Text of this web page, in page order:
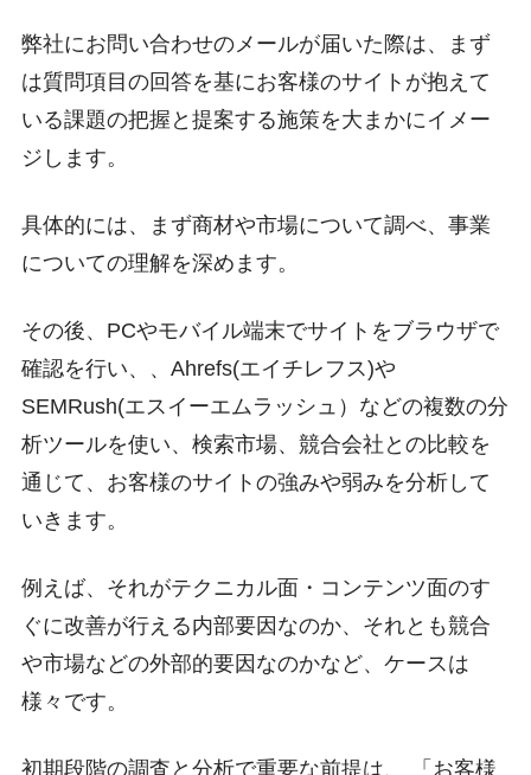
弊社にお問い合わせのメールが届いた際は、まず
は質問項目の回答を基にお客様のサイトが抱えて
いる課題の把握と提案する施策を大まかにイメー
ジします。
具体的には、まず商材や市場について調べ、事業
についての理解を深めます。
その後、PCやモバイル端末でサイトをブラウザで
確認を行い、、Ahrefs(エイチレフス)や
SEMRush(エスイーエムラッシュ）などの複数の分
析ツールを使い、検索市場、競合会社との比較を
通じて、お客様のサイトの強みや弱みを分析して
いきます。
例えば、それがテクニカル面・コンテンツ面のす
ぐに改善が行える内部要因なのか、それとも競合
や市場などの外部的要因なのかなど、ケースは
様々です。
初期段階の調査と分析で重要な前提は、 「お客様